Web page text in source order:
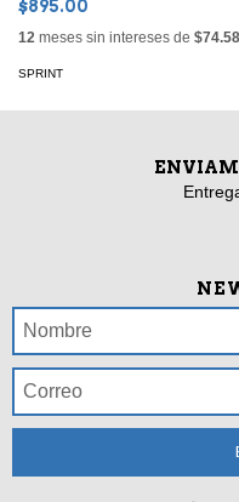
$895.00
12 meses sin intereses de $74.58
SPRINT